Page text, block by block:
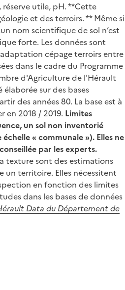
utile, pH. **Cette
et des terroirs. ** Même si
nom scientifique de sol n’est
forte. Les données sont
cépage terroirs entre
dans le cadre du Programme
d'Agriculture de l'Hérault
sur des bases
des années 80. La base est à
en 2018 / 2019. Limites
un sol non inventorié
« communale »). Elles ne
par les experts.
texture sont des estimations
un territoire. Elles nécessitent
en fonction des limites
dans les bases de données
Data du Département de